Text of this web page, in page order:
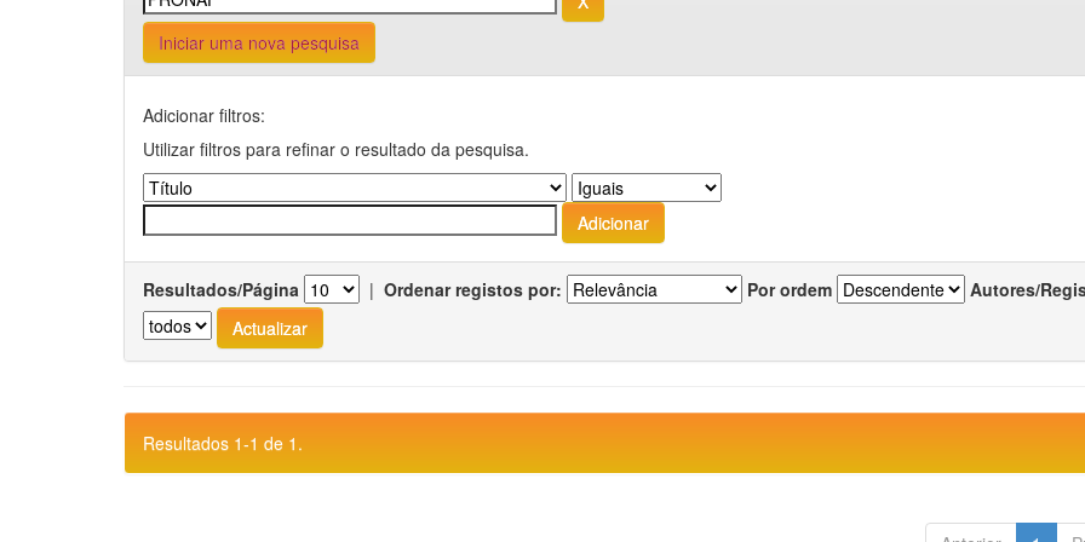
Iniciar uma nova pesquisa
Adicionar filtros:
Utilizar filtros para refinar o resultado da pesquisa.
Resultados/Página | Ordenar registos por: Por ordem Autores/
Resultados 1-1 de 1.